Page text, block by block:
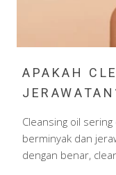
APAKAH
Cleansing oil
berminyak dan
dengan benar,